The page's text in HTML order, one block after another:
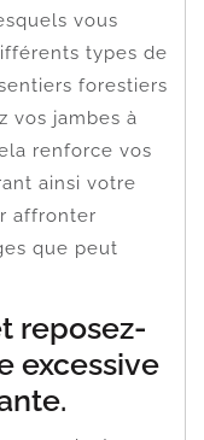
vous
types de
forestiers
vos jambes à
renforce vos
ainsi votre
affronter
que peut
reposez-
excessive